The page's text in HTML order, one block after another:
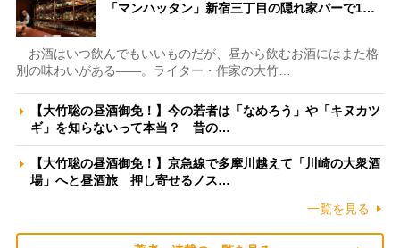
「マンハッタン」新宿三丁目の隠れ家バーで1…
お酒はいつ飲んでもいいものだが、昼から飲むお酒にはまた格
別の味わいがある――。ライター・作家の大竹…
【大竹聡の昼酒御免！】今の若者は「なめろう」や「キヌカツ
ギ」を知らないって本当？ 昔の…
【大竹聡の昼酒御免！】京急線で多摩川越えて「川崎の大衆酒
場」へと昼酒旅 押し寄せるノス…
一覧を見る